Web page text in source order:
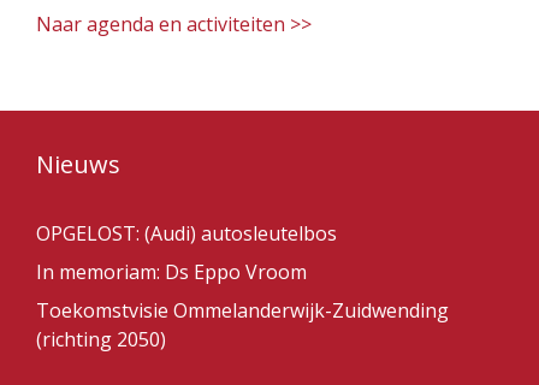
Naar agenda en activiteiten >>
Nieuws
OPGELOST: (Audi) autosleutelbos
In memoriam: Ds Eppo Vroom
Toekomstvisie Ommelanderwijk-Zuidwending
(richting 2050)